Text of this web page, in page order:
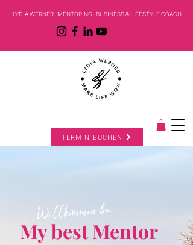
LYDIA WERNER · MENTORING · BUSINESS & LIFESTYLE COACH
TERMIN BUCHEN
Willkommen bei
My best Mentor